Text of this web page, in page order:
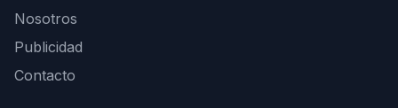
Nosotros
Publicidad
Contacto